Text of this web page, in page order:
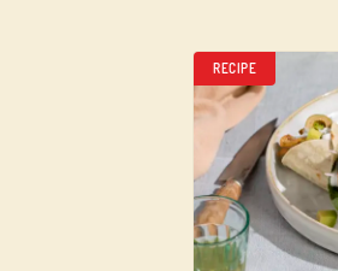
RECIPE